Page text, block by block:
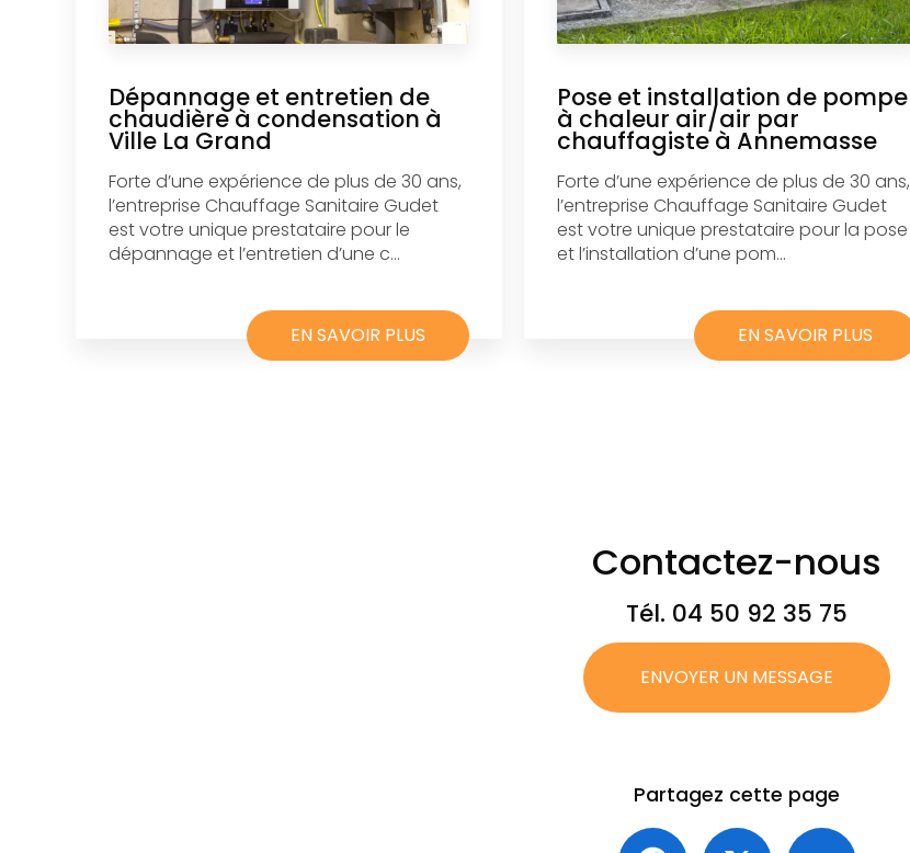
Dépannage et entretien de
chaudière à condensation à
Ville La Grand
Forte d’une expérience de plus de 30 ans,
l’entreprise Chauffage Sanitaire Gudet
est votre unique prestataire pour le
dépannage et l’entretien d’une c...
EN SAVOIR PLUS
Pose et installation de pompe
à chaleur air/air par
chauffagiste à Annemasse
Forte d’une expérience de plus de 30 ans,
l’entreprise Chauffage Sanitaire Gudet
est votre unique prestataire pour la pose
et l’installation d’une pom...
EN SAVOIR PLUS
Contactez-nous
Tél. 04 50 92 35 75
ENVOYER UN MESSAGE
Partagez cette page
Facebook